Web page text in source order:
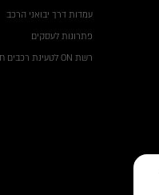
עמדות דרך יבואני הרכב
פתרונות לעסקים
רשת ON לטעינת רכבים חשמליים